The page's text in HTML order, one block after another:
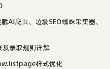
AI爬虫、垃圾SEO蜘蛛采集器、
录取规则详解
样式优化